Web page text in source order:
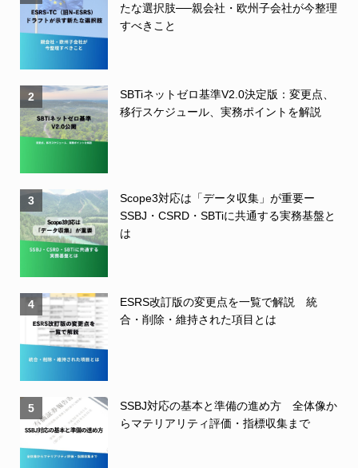
たな選択肢──親会社・欧州子会社が今整理
すべきこと
2
SBTiネットゼロ基準V2.0決定版：変更点、
移行スケジュール、実務ポイントを解説
3
Scope3対応は「データ収集」が重要ー
SSBJ・CSRD・SBTiに共通する実務基盤と
は
4
ESRS改訂版の変更点を一覧で解説 統
合・削除・維持された項目とは
5
SSBJ対応の基本と準備の進め方 全体像か
らマテリアリティ評価・指標収集まで